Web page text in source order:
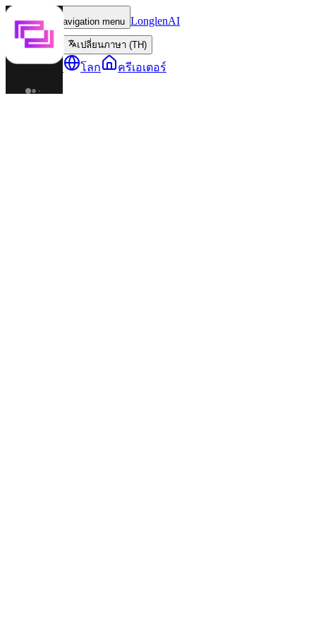
Toggle navigation menu LonglenAI
เปลี่ยนภาษา (TH)
ตัวละคร โลก ครีเอเตอร์